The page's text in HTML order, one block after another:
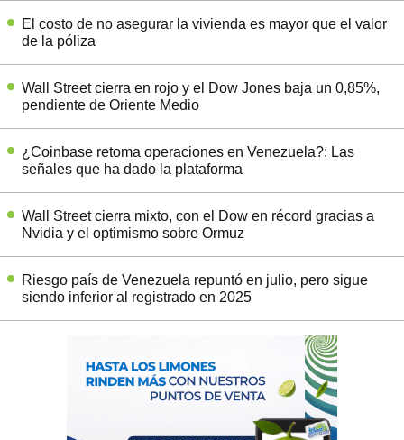
El costo de no asegurar la vivienda es mayor que el valor
de la póliza
Wall Street cierra en rojo y el Dow Jones baja un 0,85%,
pendiente de Oriente Medio
¿Coinbase retoma operaciones en Venezuela?: Las
señales que ha dado la plataforma
Wall Street cierra mixto, con el Dow en récord gracias a
Nvidia y el optimismo sobre Ormuz
Riesgo país de Venezuela repuntó en julio, pero sigue
siendo inferior al registrado en 2025